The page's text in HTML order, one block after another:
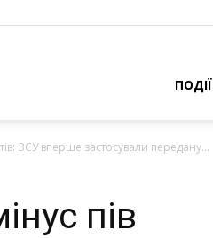
ПОДІЇ
ЗСУ вперше застосували передану...
пів